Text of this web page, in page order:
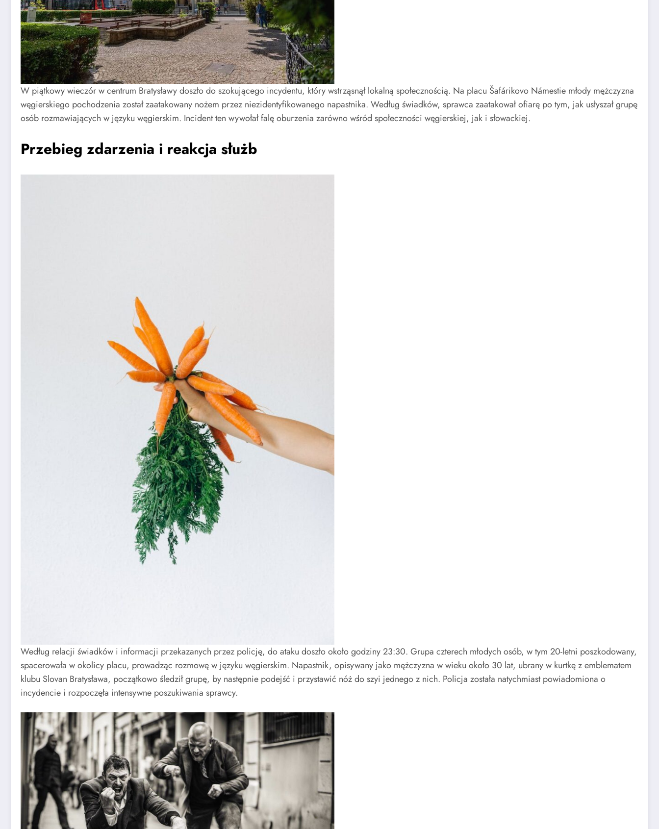
W piątkowy wieczór w centrum Bratysławy doszło do szokującego incydentu, który wstrząsnął lokalną społecznością. Na placu Šafárikovo Námestie młody mężczyzna
węgierskiego pochodzenia został zaatakowany nożem przez niezidentyfikowanego napastnika. Według świadków, sprawca zaatakował ofiarę po tym, jak usłyszał grupę
osób rozmawiających w języku węgierskim. Incident ten wywołał falę oburzenia zarówno wśród społeczności węgierskiej, jak i słowackiej.
Przebieg zdarzenia i reakcja służb
Według relacji świadków i informacji przekazanych przez policję, do ataku doszło około godziny 23:30. Grupa czterech młodych osób, w tym 20-letni poszkodowany,
spacerowała w okolicy placu, prowadząc rozmowę w języku węgierskim. Napastnik, opisywany jako mężczyzna w wieku około 30 lat, ubrany w kurtkę z emblematem
klubu Slovan Bratysława, początkowo śledził grupę, by następnie podejść i przystawić nóż do szyi jednego z nich. Policja została natychmiast powiadomiona o
incydencie i rozpoczęła intensywne poszukiwania sprawcy.